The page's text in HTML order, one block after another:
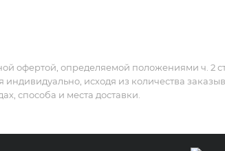
офертой, определяемой положениями ч. 2
индивидуально, исходя из количества
способа и места доставки.